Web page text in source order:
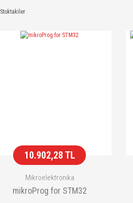
Stoktakiler
10.902,28 TL
Mikroelektronika
mikroProg for STM32